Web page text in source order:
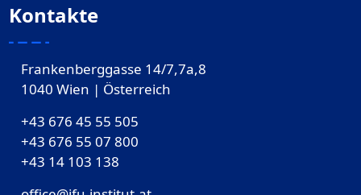
Kontakte
Frankenberggasse 14/7,7a,8
1040 Wien | Österreich
+43 676 45 55 505
+43 676 55 07 800
‎+43 14 103 138